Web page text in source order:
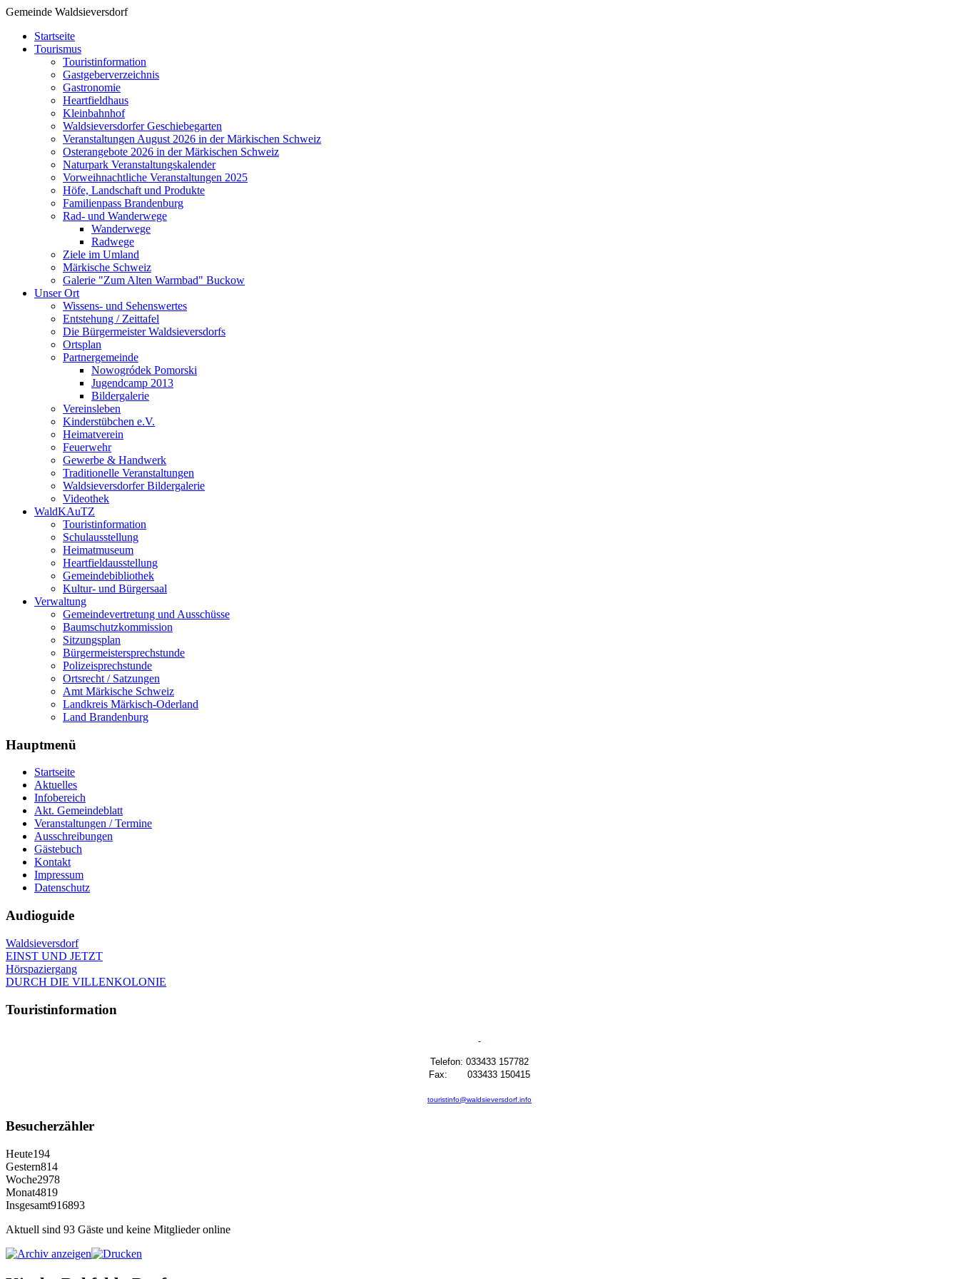
Gemeinde Waldsieversdorf
Startseite
Tourismus
Touristinformation
Gastgeberverzeichnis
Gastronomie
Heartfieldhaus
Kleinbahnhof
Waldsieversdorfer Geschiebegarten
Veranstaltungen August 2026 in der Märkischen Schweiz
Osterangebote 2026 in der Märkischen Schweiz
Naturpark Veranstaltungskalender
Vorweihnachtliche Veranstaltungen 2025
Höfe, Landschaft und Produkte
Familienpass Brandenburg
Rad- und Wanderwege
Wanderwege
Radwege
Ziele im Umland
Märkische Schweiz
Galerie "Zum Alten Warmbad" Buckow
Unser Ort
Wissens- und Sehenswertes
Entstehung / Zeittafel
Die Bürgermeister Waldsieversdorfs
Ortsplan
Partnergemeinde
Nowogródek Pomorski
Jugendcamp 2013
Bildergalerie
Vereinsleben
Kinderstübchen e.V.
Heimatverein
Feuerwehr
Gewerbe & Handwerk
Traditionelle Veranstaltungen
Waldsieversdorfer Bildergalerie
Videothek
WaldKAuTZ
Touristinformation
Schulausstellung
Heimatmuseum
Heartfieldausstellung
Gemeindebibliothek
Kultur- und Bürgersaal
Verwaltung
Gemeindevertretung und Ausschüsse
Baumschutzkommission
Sitzungsplan
Bürgermeistersprechstunde
Polizeisprechstunde
Ortsrecht / Satzungen
Amt Märkische Schweiz
Landkreis Märkisch-Oderland
Land Brandenburg
Hauptmenü
Startseite
Aktuelles
Infobereich
Akt. Gemeindeblatt
Veranstaltungen / Termine
Ausschreibungen
Gästebuch
Kontakt
Impressum
Datenschutz
Audioguide
Waldsieversdorf
EINST UND JETZT
Hörspaziergang
DURCH DIE VILLENKOLONIE
Touristinformation
Telefon: 033433 157782
Fax: 033433 150415
touristinfo@waldsieversdorf.info
Besucherzähler
Heute194
Gestern814
Woche2978
Monat4819
Insgesamt916893
Aktuell sind 93 Gäste und keine Mitglieder online